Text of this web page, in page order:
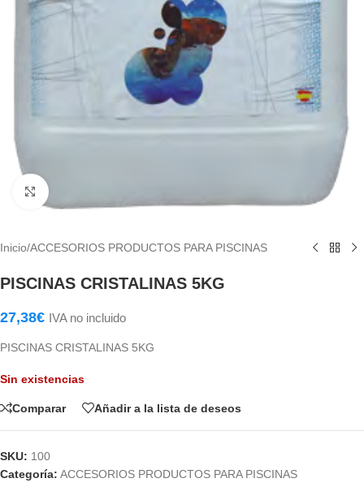
Haga Click para agrandar
Inicio/ACCESORIOS PRODUCTOS PARA PISCINAS
PISCINAS CRISTALINAS 5KG
27,38€ IVA no incluido
PISCINAS CRISTALINAS 5KG
Sin existencias
Comparar Añadir a la lista de deseos
SKU: 100
Categoría: ACCESORIOS PRODUCTOS PARA PISCINAS